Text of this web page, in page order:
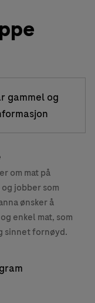
gammel og
om mat på
jobber som
ønsker å
enkel mat, som
sinnet fornøyd.